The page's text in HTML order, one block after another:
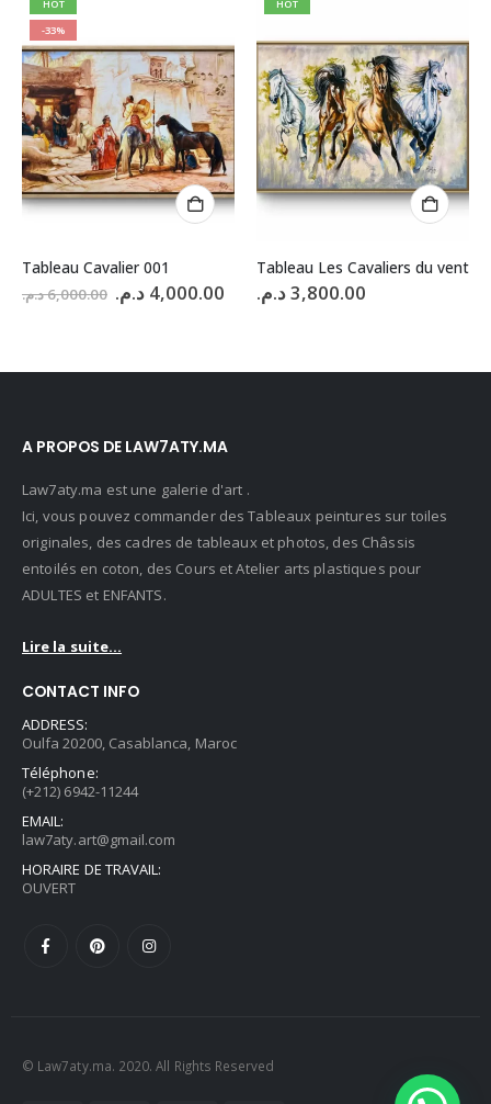
HOT
-33%
Tableau Cavalier 001
6,000.00د.م. Le
prix
4,000.00 د.م. Le
HOT
Tableau Les Cavaliers du vent
3,800.00د.م.
A PROPOS DE LAW7ATY.MA
Law7aty.ma est une galerie d'art .
Ici, vous pouvez commander des Tableaux peintures sur toiles
originales, des cadres de tableaux et photos, des Châssis
entoilés en coton, des Cours et Atelier arts plastiques pour
ADULTES et ENFANTS.
Lire la suite...
CONTACT INFO
ADDRESS:
Oulfa 20200, Casablanca, Maroc
Téléphone:
(+212) 6942-11244
EMAIL:
law7aty.art@gmail.com
HORAIRE DE TRAVAIL:
OUVERT
© Law7aty.ma. 2020. All Rights Reserved